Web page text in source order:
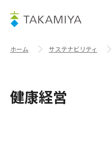
ホーム サステナビリティ
健康経営